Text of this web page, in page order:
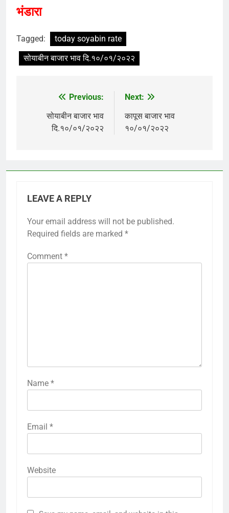
भंडारा
Tagged:
today soyabin rate
सोयाबीन बाजार भाव दि.१०/०१/२०२२
navigation
Previous:
सोयाबीन बाजार भाव
दि.१०/०१/२०२२
Next:
कापूस बाजार भाव
१०/०१/२०२२
LEAVE A REPLY
Your email address will not be published.
Required fields are marked *
Comment *
Name *
Email *
Website